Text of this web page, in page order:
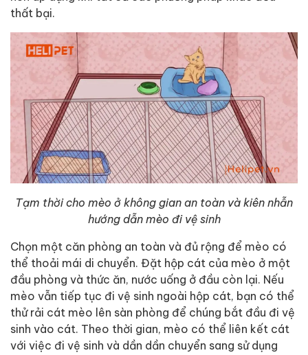
thất bại.
Tạm thời cho mèo ở không gian an toàn và kiên nhẫn
hướng dẫn mèo đi vệ sinh
Chọn một căn phòng an toàn và đủ rộng để mèo có
thể thoải mái di chuyển. Đặt hộp cát của mèo ở một
đầu phòng và thức ăn, nước uống ở đầu còn lại. Nếu
mèo vẫn tiếp tục đi vệ sinh ngoài hộp cát, bạn có thể
thử rải cát mèo lên sàn phòng để chúng bắt đầu đi vệ
sinh vào cát. Theo thời gian, mèo có thể liên kết cát
với việc đi vệ sinh và dần dần chuyển sang sử dụng